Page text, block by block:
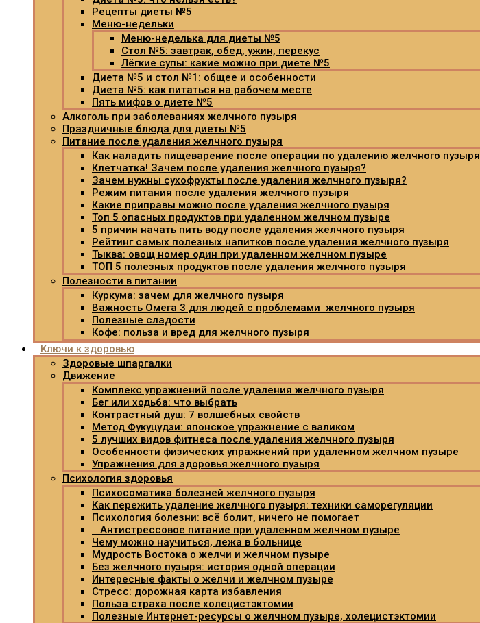
Рецепты диеты №5
Меню-недельки
Меню-неделька для диеты №5
Стол №5: завтрак, обед, ужин, перекус
Лёгкие супы: какие можно при диете №5
Диета №5 и стол №1: общее и особенности
Диета №5: как питаться на рабочем месте
Пять мифов о диете №5
Алкоголь при заболеваниях желчного пузыря
Праздничные блюда для диеты №5
Питание после удаления желчного пузыря
Как наладить пищеварение после операции по удалению желчного пузыря
Клетчатка! Зачем после удаления желчного пузыря?
Зачем нужны сухофрукты после удаления желчного пузыря?
Режим питания после удаления желчного пузыря
Какие приправы можно после удаления желчного пузыря
Топ 5 опасных продуктов при удаленном желчном пузыре
5 причин начать пить воду после удаления желчного пузыря
Рейтинг самых полезных напитков после удаления желчного пузыря
Тыква: овощ номер один при удаленном желчном пузыре
ТОП 5 полезных продуктов после удаления желчного пузыря
Полезности в питании
Куркума: зачем для желчного пузыря
Важность Омега 3 для людей с проблемами желчного пузыря
Полезные сладости
Кофе: польза и вред для желчного пузыря
Ключи к здоровью
Здоровые шпаргалки
Движение
Комплекс упражнений после удаления желчного пузыря
Бег или ходьба: что выбрать
Контрастный душ: 7 волшебных свойств
Метод Фукуцудзи: японское упражнение с валиком
5 лучших видов фитнеса после удаления желчного пузыря
Особенности физических упражнений при удаленном желчном пузыре
Упражнения для здоровья желчного пузыря
Психология здоровья
Психосоматика болезней желчного пузыря
Как пережить удаление желчного пузыря: техники саморегуляции
Психология болезни: всё болит, ничего не помогает
Антистрессовое питание при удаленном желчном пузыре
Чему можно научиться, лежа в больнице
Мудрость Востока о желчи и желчном пузыре
Без желчного пузыря: история одной операции
Интересные факты о желчи и желчном пузыре
Стресс: дорожная карта избавления
Польза страха после холецистэктомии
Полезные Интернет-ресурсы о желчном пузыре, холецистэктомии